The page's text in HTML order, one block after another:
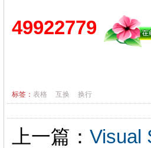
49922779
标签： 表格 互换 换行
上一篇： Visual